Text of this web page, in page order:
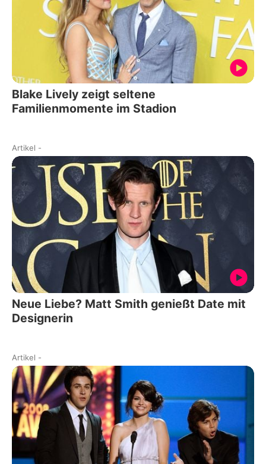
Blake Lively zeigt seltene
Familienmomente im Stadion
Artikel -
Neue Liebe? Matt Smith genießt Date mit
Designerin
Artikel -